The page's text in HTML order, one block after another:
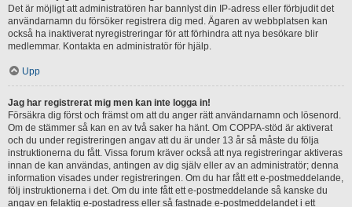
Det är möjligt att administratören har bannlyst din IP-adress eller förbjudit det
användarnamn du försöker registrera dig med. Ägaren av webbplatsen kan
också ha inaktiverat nyregistreringar för att förhindra att nya besökare blir
medlemmar. Kontakta en administratör för hjälp.
Upp
Jag har registrerat mig men kan inte logga in!
Försäkra dig först och främst om att du anger rätt användarnamn och lösenord.
Om de stämmer så kan en av två saker ha hänt. Om COPPA-stöd är aktiverat
och du under registreringen angav att du är under 13 år så måste du följa
instruktionerna du fått. Vissa forum kräver också att nya registreringar aktiveras
innan de kan användas, antingen av dig själv eller av an administratör; denna
information visades under registreringen. Om du har fått ett e-postmeddelande,
följ instruktionerna i det. Om du inte fått ett e-postmeddelande så kanske du
angav en felaktig e-postadress eller så fastnade e-postmeddelandet i ett